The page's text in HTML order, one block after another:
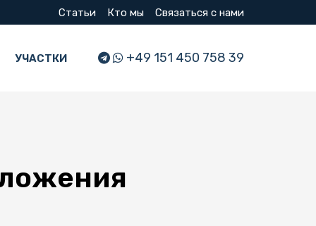
Статьи Кто мы Связаться с нами
УЧАСТКИ +49 151 450 758 39